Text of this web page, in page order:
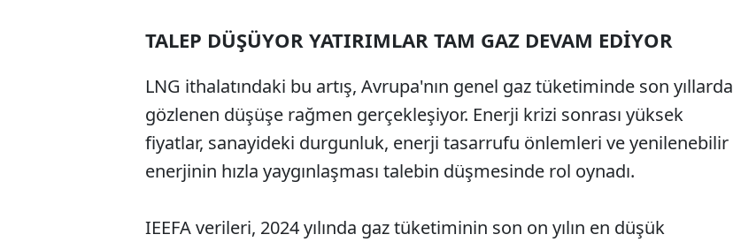
TALEP DÜŞÜYOR YATIRIMLAR TAM GAZ DEVAM EDİYOR
LNG ithalatındaki bu artış, Avrupa'nın genel gaz tüketiminde son yıllarda
gözlenen düşüşe rağmen gerçekleşiyor. Enerji krizi sonrası yüksek
fiyatlar, sanayideki durgunluk, enerji tasarrufu önlemleri ve yenilenebilir
enerjinin hızla yaygınlaşması talebin düşmesinde rol oynadı.
IEEFA verileri, 2024 yılında gaz tüketiminin son on yılın en düşük